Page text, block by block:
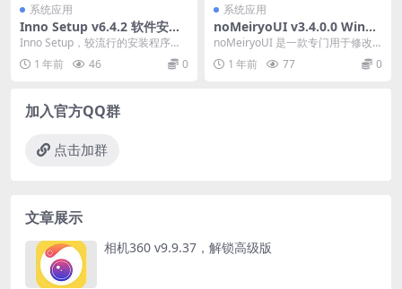
系统应用
Inno Setup v6.4.2 软件安装
制作软件简体中文汉化版
Inno Setup，较流行的安装程序制
作软件。Inno Setup 是一款Wi...
1 年前 46 0
系统应用
noMeiryoUI v3.4.0.0 Windo
ws字体更改工具中文绿色版
noMeiryoUI 是一款专门用于修改W
indows系统字体设置的工具，尤其
擅...1 年前 77 0
加入官方QQ群
点击加群
文章展示
相机360 v9.9.37，解锁高级版